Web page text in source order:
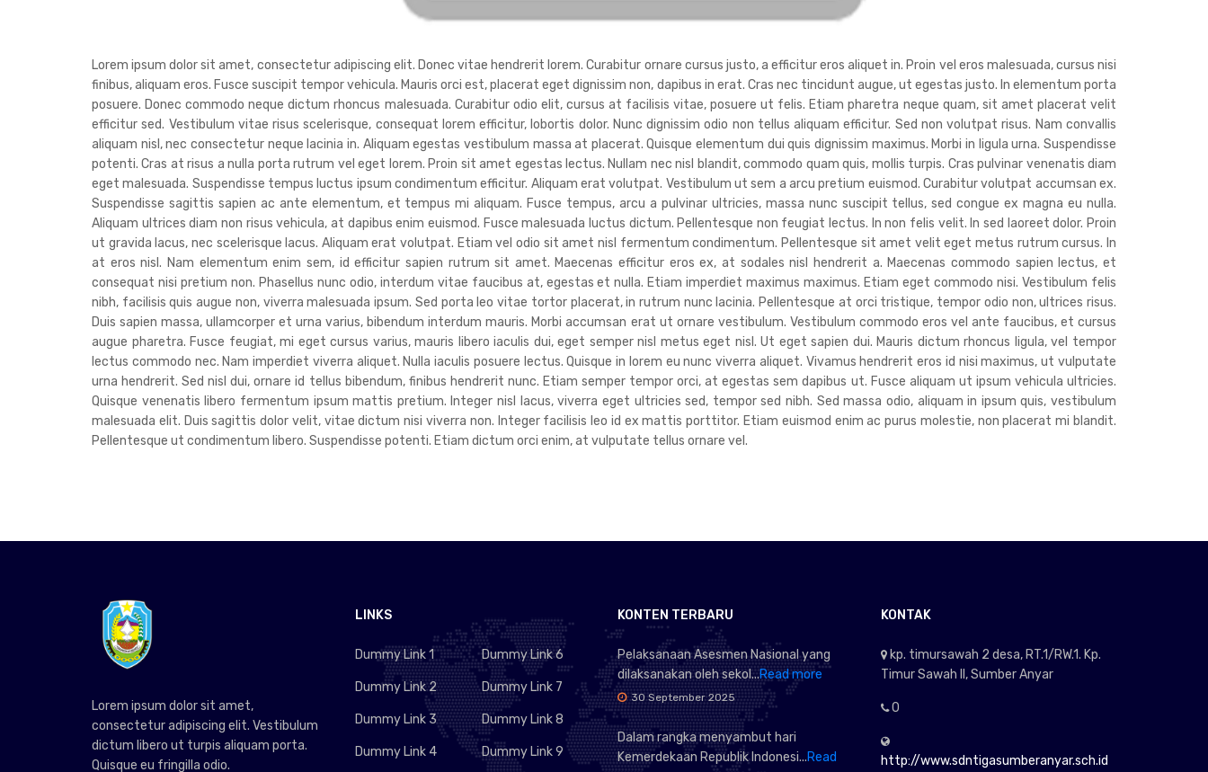
Lorem ipsum dolor sit amet, consectetur adipiscing elit. Donec vitae hendrerit lorem. Curabitur ornare cursus justo, a efficitur eros aliquet in. Proin vel eros malesuada, cursus nisi
finibus, aliquam eros. Fusce suscipit tempor vehicula. Mauris orci est, placerat eget dignissim non, dapibus in erat. Cras nec tincidunt augue, ut egestas justo. In elementum porta
posuere. Donec commodo neque dictum rhoncus malesuada. Curabitur odio elit, cursus at facilisis vitae, posuere ut felis. Etiam pharetra neque quam, sit amet placerat velit
efficitur sed. Vestibulum vitae risus scelerisque, consequat lorem efficitur, lobortis dolor. Nunc dignissim odio non tellus aliquam efficitur. Sed non volutpat risus. Nam convallis
aliquam nisl, nec consectetur neque lacinia in. Aliquam egestas vestibulum massa at placerat. Quisque elementum dui quis dignissim maximus. Morbi in ligula urna. Suspendisse
potenti. Cras at risus a nulla porta rutrum vel eget lorem. Proin sit amet egestas lectus. Nullam nec nisl blandit, commodo quam quis, mollis turpis. Cras pulvinar venenatis diam
eget malesuada. Suspendisse tempus luctus ipsum condimentum efficitur. Aliquam erat volutpat. Vestibulum ut sem a arcu pretium euismod. Curabitur volutpat accumsan ex.
Suspendisse sagittis sapien ac ante elementum, et tempus mi aliquam. Fusce tempus, arcu a pulvinar ultricies, massa nunc suscipit tellus, sed congue ex magna eu nulla.
Aliquam ultrices diam non risus vehicula, at dapibus enim euismod. Fusce malesuada luctus dictum. Pellentesque non feugiat lectus. In non felis velit. In sed laoreet dolor. Proin
ut gravida lacus, nec scelerisque lacus. Aliquam erat volutpat. Etiam vel odio sit amet nisl fermentum condimentum. Pellentesque sit amet velit eget metus rutrum cursus. In
at eros nisl. Nam elementum enim sem, id efficitur sapien rutrum sit amet. Maecenas efficitur eros ex, at sodales nisl hendrerit a. Maecenas commodo sapien lectus, et
consequat nisi pretium non. Phasellus nunc odio, interdum vitae faucibus at, egestas et nulla. Etiam imperdiet maximus maximus. Etiam eget commodo nisi. Vestibulum felis
nibh, facilisis quis augue non, viverra malesuada ipsum. Sed porta leo vitae tortor placerat, in rutrum nunc lacinia. Pellentesque at orci tristique, tempor odio non, ultrices risus.
Duis sapien massa, ullamcorper et urna varius, bibendum interdum mauris. Morbi accumsan erat ut ornare vestibulum. Vestibulum commodo eros vel ante faucibus, et cursus
augue pharetra. Fusce feugiat, mi eget cursus varius, mauris libero iaculis dui, eget semper nisl metus eget nisl. Ut eget sapien dui. Mauris dictum rhoncus ligula, vel tempor
lectus commodo nec. Nam imperdiet viverra aliquet. Nulla iaculis posuere lectus. Quisque in lorem eu nunc viverra aliquet. Vivamus hendrerit eros id nisi maximus, ut vulputate
urna hendrerit. Sed nisl dui, ornare id tellus bibendum, finibus hendrerit nunc. Etiam semper tempor orci, at egestas sem dapibus ut. Fusce aliquam ut ipsum vehicula ultricies.
Quisque venenatis libero fermentum ipsum mattis pretium. Integer nisl lacus, viverra eget ultricies sed, tempor sed nibh. Sed massa odio, aliquam in ipsum quis, vestibulum
malesuada elit. Duis sagittis dolor velit, vitae dictum nisi viverra non. Integer facilisis leo id ex mattis porttitor. Etiam euismod enim ac purus molestie, non placerat mi blandit.
Pellentesque ut condimentum libero. Suspendisse potenti. Etiam dictum orci enim, at vulputate tellus ornare vel.
Lorem ipsum dolor sit amet,
consectetur adipiscing elit. Vestibulum
dictum libero ut turpis aliquam porta.
Quisque eu fringilla odio.
LINKS
Dummy Link 1
Dummy Link 2
Dummy Link 3
Dummy Link 4
Dummy Link 6
Dummy Link 7
Dummy Link 8
Dummy Link 9
KONTEN TERBARU
Pelaksanaan Asesmen Nasional yang
dilaksanakan oleh sekol...Read more
30 September 2025
Dalam rangka menyambut hari
Kemerdekaan Republik Indonesi...Read
KONTAK
kp. timursawah 2 desa, RT.1/RW.1. Kp.
Timur Sawah II, Sumber Anyar
0
http://www.sdntigasumberanyar.sch.id